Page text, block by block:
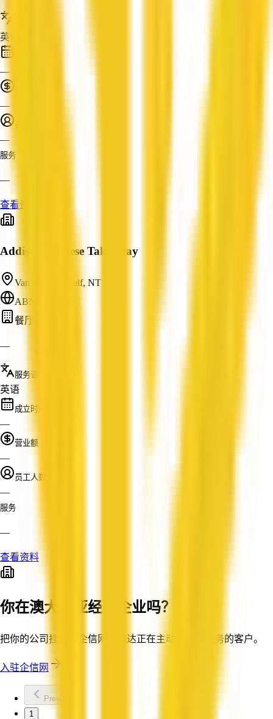
英语
—
—
—
服务
—
查看资料
Addison Chinese Takeaway
Van Diemen Gulf, NT
ABN: —
餐厅与咖啡馆
—
服务语言
英语
成立时间
—
营业额
—
员工人数
—
服务
—
查看资料
你在澳大利亚经营企业吗？
把你的公司挂牌到企信网，触达正在主动搜索你服务的客户。
入驻企信网
Previous
1